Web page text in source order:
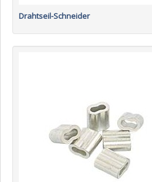
Drahtseil-Schneider